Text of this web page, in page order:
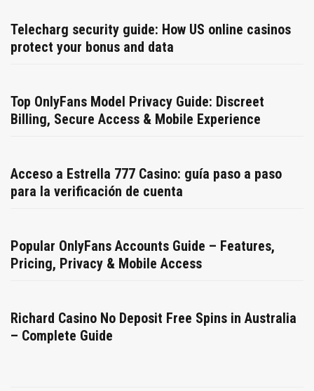
Telecharg security guide: How US online casinos
protect your bonus and data
Top OnlyFans Model Privacy Guide: Discreet
Billing, Secure Access & Mobile Experience
Acceso a Estrella 777 Casino: guía paso a paso
para la verificación de cuenta
Popular OnlyFans Accounts Guide – Features,
Pricing, Privacy & Mobile Access
Richard Casino No Deposit Free Spins in Australia
– Complete Guide